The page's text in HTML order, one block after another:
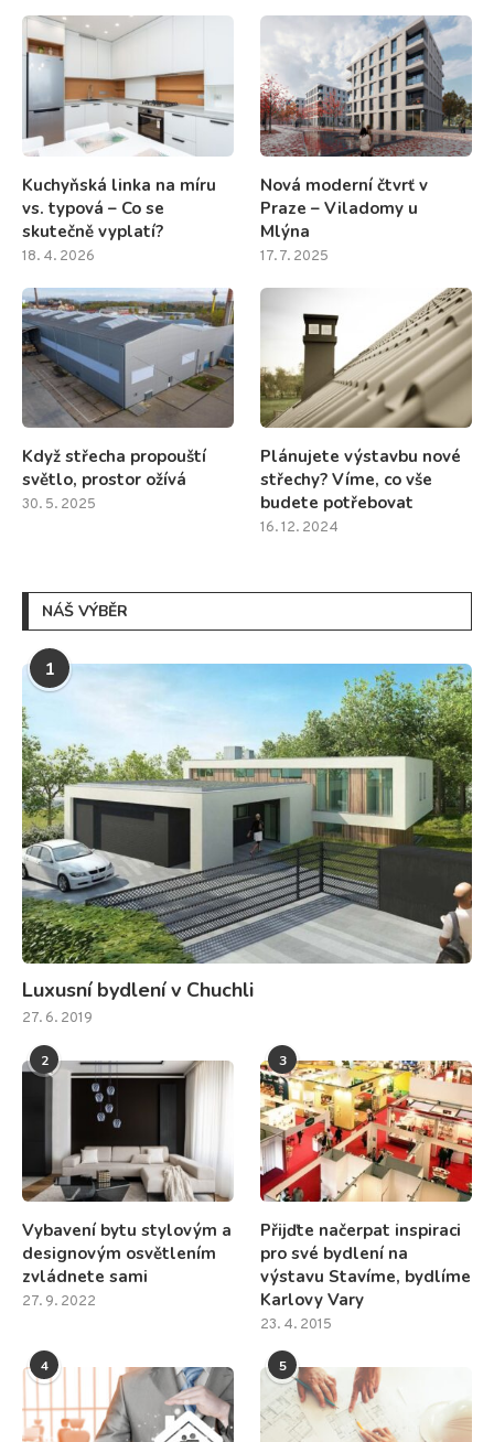
Kuchyňská linka na míru
vs. typová – Co se
skutečně vyplatí?
18. 4. 2026
Nová moderní čtvrť v
Praze – Viladomy u
Mlýna
17. 7. 2025
Když střecha propouští
světlo, prostor ožívá
30. 5. 2025
Plánujete výstavbu nové
střechy? Víme, co vše
budete potřebovat
16. 12. 2024
NÁŠ VÝBĚR
1
Luxusní bydlení v Chuchli
27. 6. 2019
2
Vybavení bytu stylovým a
designovým osvětlením
zvládnete sami
27. 9. 2022
3
Přijďte načerpat inspiraci
pro své bydlení na
výstavu Stavíme, bydlíme
Karlovy Vary
23. 4. 2015
4 5